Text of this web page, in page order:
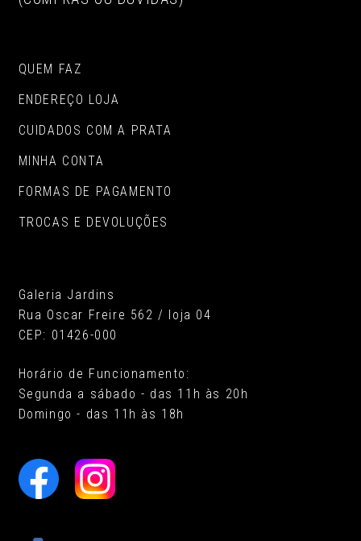
QUEM FAZ
ENDEREÇO LOJA
CUIDADOS COM A PRATA
MINHA CONTA
FORMAS DE PAGAMENTO
TROCAS E DEVOLUÇÕES
Galeria Jardins
Rua Oscar Freire 562 / loja 04
CEP: 01426-000
Horário de Funcionamento:
Segunda a sábado - das 11h às 20h
Domingo - das 11h às 18h